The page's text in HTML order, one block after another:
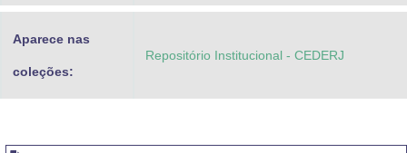
Aparece nas
coleções:
Repositório Institucional - CEDERJ